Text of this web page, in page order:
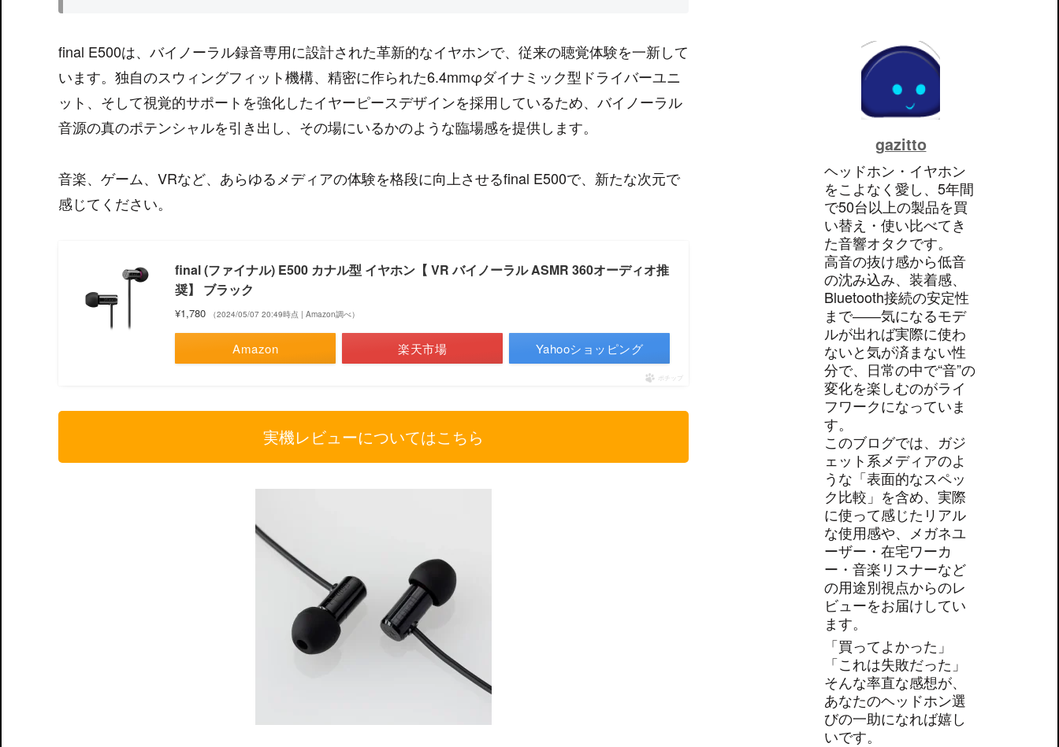
final E500は、バイノーラル録音専用に設計された革新的なイヤホンで、従来の聴覚体験を一新して
います。独自のスウィングフィット機構、精密に作られた6.4mmφダイナミック型ドライバーユニ
ット、そして視覚的サポートを強化したイヤーピースデザインを採用しているため、バイノーラル
音源の真のポテンシャルを引き出し、その場にいるかのような臨場感を提供します。
音楽、ゲーム、VRなど、あらゆるメディアの体験を格段に向上させるfinal E500で、新たな次元で
感じてください。
final (ファイナル) E500 カナル型 イヤホン【 VR バイノーラル ASMR 360オーディオ推
奨】 ブラック
¥1,780 （2024/05/07 20:49時点 | Amazon調べ）
Amazon 楽天市場 Yahooショッピング
ポチップ
実機レビューについてはこちら
gazitto
ヘッドホン・イヤホン
をこよなく愛し、5年間
で50台以上の製品を買
い替え・使い比べてき
た音響オタクです。
高音の抜け感から低音
の沈み込み、装着感、
Bluetooth接続の安定性
まで――気になるモデ
ルが出れば実際に使わ
ないと気が済まない性
分で、日常の中で“音”の
変化を楽しむのがライ
フワークになっていま
す。
このブログでは、ガジ
ェット系メディアのよ
うな「表面的なスペッ
ク比較」を含め、実際
に使って感じたリアル
な使用感や、メガネユ
ーザー・在宅ワーカ
ー・音楽リスナーなど
の用途別視点からのレ
ビューをお届けしてい
ます。
「買ってよかった」
「これは失敗だった」
そんな率直な感想が、
あなたのヘッドホン選
びの一助になれば嬉し
いです。